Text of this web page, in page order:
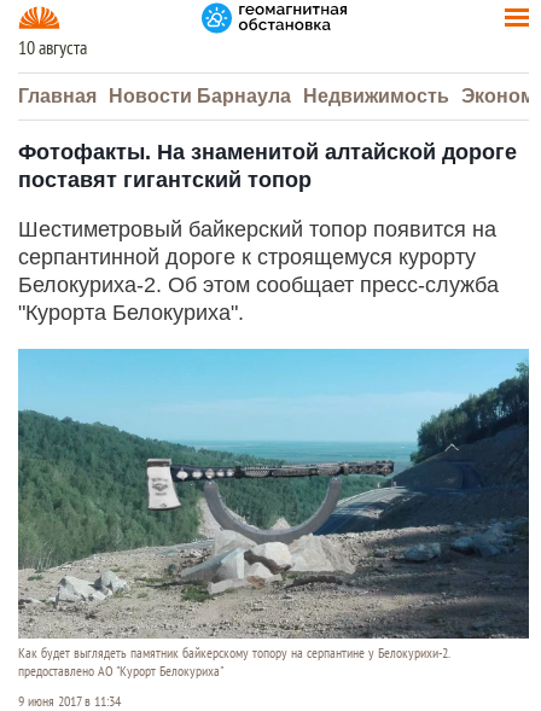
10 августа
Главная Новости Барнаула Недвижимость
Фотофакты. На знаменитой алтайской дороге
поставят гигантский топор
Шестиметровый байкерский топор появится на
серпантинной дороге к строящемуся курорту
Белокуриха-2. Об этом сообщает пресс-служба
"Курорта Белокуриха".
Как будет выглядеть памятник байкерскому топору на серпантине у Белокурихи-2.
предоставлено АО "Курорт Белокуриха"
9 июня 2017 в 11:34